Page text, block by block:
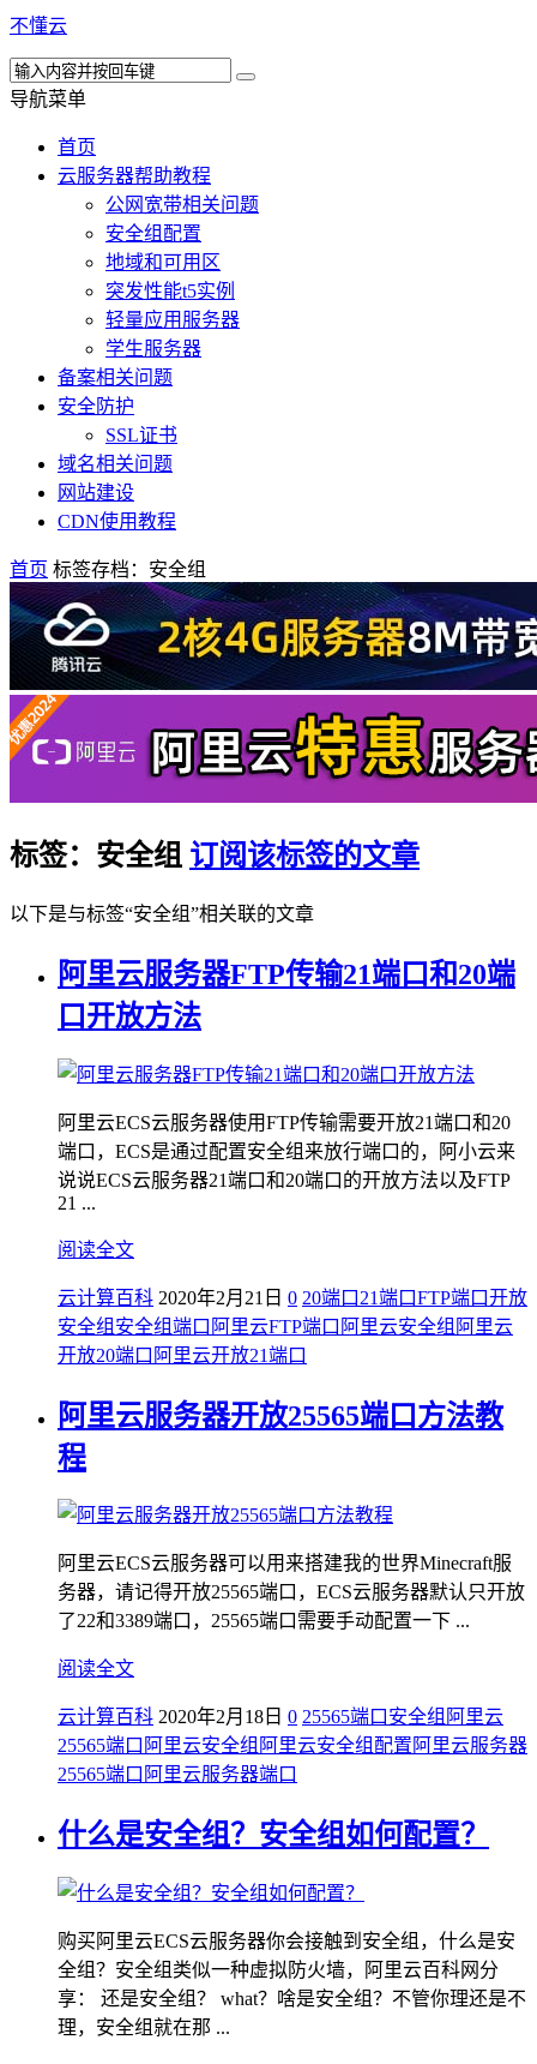
不懂云
导航菜单
首页
云服务器帮助教程
公网宽带相关问题
安全组配置
地域和可用区
突发性能t5实例
轻量应用服务器
学生服务器
备案相关问题
安全防护
SSL证书
域名相关问题
网站建设
CDN使用教程
首页 标签存档：安全组
标签：安全组 订阅该标签的文章
以下是与标签“安全组”相关联的文章
阿里云服务器FTP传输21端口和20端
口开放方法
阿里云ECS云服务器使用FTP传输需要开放21端口和20
端口，ECS是通过配置安全组来放行端口的，阿小云来
说说ECS云服务器21端口和20端口的开放方法以及FTP
21 ...
阅读全文
云计算百科 2020年2月21日 0 20端口 21端口FTP端口开放
安全组 安全组端口 阿里云FTP端口 阿里云安全组 阿里云
开放20端口 阿里云开放21端口
阿里云服务器开放25565端口方法教
程
阿里云ECS云服务器可以用来搭建我的世界Minecraft服
务器，请记得开放25565端口，ECS云服务器默认只开放
了22和3389端口，25565端口需要手动配置一下 ...
阅读全文
云计算百科 2020年2月18日 0 25565端口 安全组 阿里云
25565端口 阿里云安全组 阿里云安全组配置 阿里云服务器
25565端口 阿里云服务器端口
什么是安全组？安全组如何配置？
购买阿里云ECS云服务器你会接触到安全组，什么是安
全组？安全组类似一种虚拟防火墙，阿里云百科网分
享： 还是安全组？ what？啥是安全组？不管你理还是不
理，安全组就在那 ...